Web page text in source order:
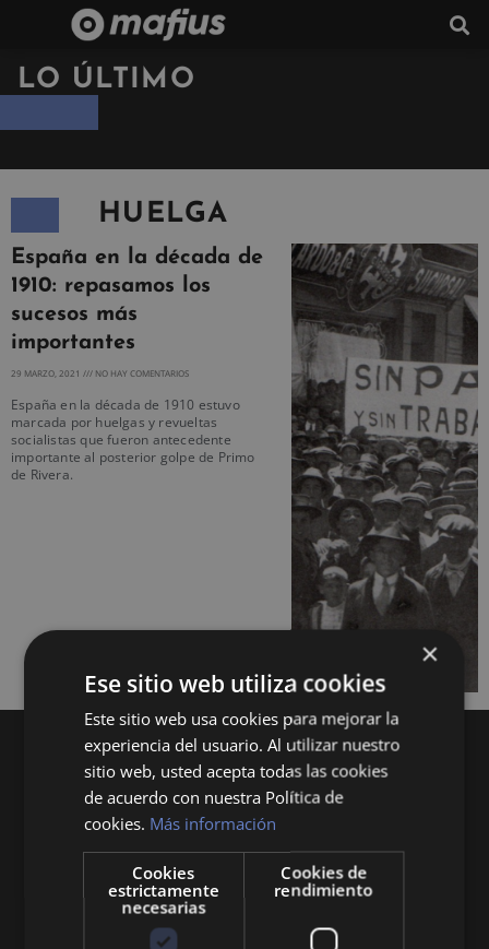
LO ÚLTIMO
HUELGA
España en la década de
1910: repasamos los
sucesos más
importantes
29 MARZO, 2021 NO HAY COMENTARIOS
España en la década de 1910 estuvo
marcada por huelgas y revueltas
socialistas que fueron antecedente
importante al posterior golpe de Primo
de Rivera.
Queremos mantenerte al día en temas de
economía, finanzas, negocios, derecho, historia
y curiosidades sobre todo lo relacionado con la
×
Ese sitio web utiliza cookies
Este sitio web usa cookies para mejorar la
experiencia del usuario. Al utilizar nuestro
sitio web, usted acepta todas las cookies
de acuerdo con nuestra Política de
cookies. Más información
Cookies
estrictamente
necesarias
Cookies de
rendimiento